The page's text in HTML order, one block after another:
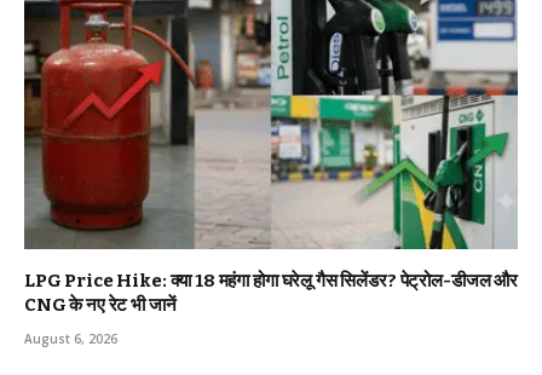
LPG Price Hike: क्या ₹18 महंगा होगा घरेलू गैस सिलेंडर? पेट्रोल-डीजल और
CNG के नए रेट भी जानें
August 6, 2026